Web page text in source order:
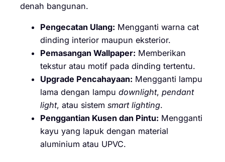
denah bangunan.
Pengecatan Ulang: Mengganti warna cat
dinding interior maupun eksterior.
Pemasangan Wallpaper: Memberikan
tekstur atau motif pada dinding tertentu.
Upgrade Pencahayaan: Mengganti lampu
lama dengan lampu downlight, pendant
light, atau sistem smart lighting.
Penggantian Kusen dan Pintu: Mengganti
kayu yang lapuk dengan material
aluminium atau UPVC.